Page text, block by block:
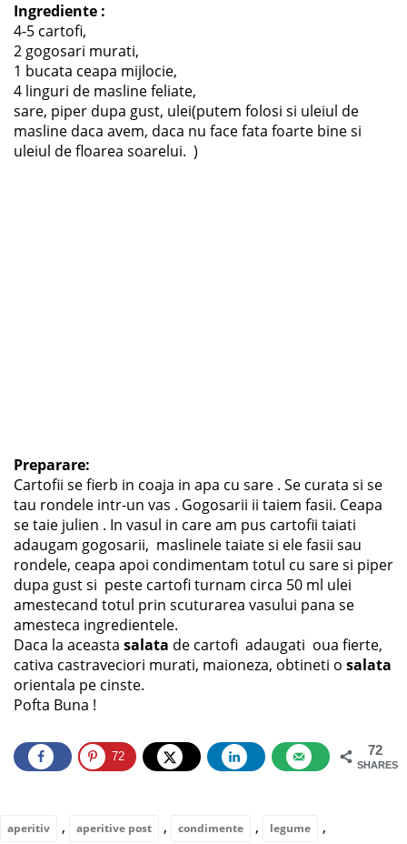
Ingrediente :
4-5 cartofi,
2 gogosari murati,
1 bucata ceapa mijlocie,
4 linguri de masline feliate,
sare, piper dupa gust, ulei(putem folosi si uleiul de
masline daca avem, daca nu face fata foarte bine si
uleiul de floarea soarelui. )
Preparare:
Cartofii se fierb in coaja in apa cu sare . Se curata si se
tau rondele intr-un vas . Gogosarii ii taiem fasii. Ceapa
se taie julien . In vasul in care am pus cartofii taiati
adaugam gogosarii, maslinele taiate si ele fasii sau
rondele, ceapa apoi condimentam totul cu sare si piper
dupa gust si peste cartofi turnam circa 50 ml ulei
amestecand totul prin scuturarea vasului pana se
amesteca ingredientele.
Daca la aceasta salata de cartofi adaugati oua fierte,
cativa castraveciori murati, maioneza, obtineti o salata
orientala pe cinste.
Pofta Buna !
72
SHARES
72
aperitiv , aperitive post , condimente , legume ,